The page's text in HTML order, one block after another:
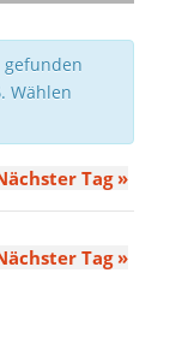
gefunden
. Wählen
Tag»
Tag»